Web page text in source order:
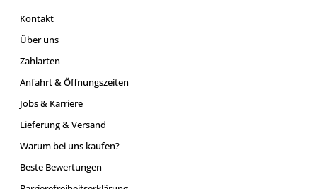
Kontakt
Über uns
Zahlarten
Anfahrt & Öffnungszeiten
Jobs & Karriere
Lieferung & Versand
Warum bei uns kaufen?
Beste Bewertungen